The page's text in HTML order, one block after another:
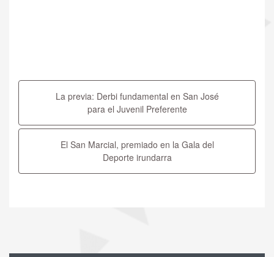
de
La previa: Derbi fundamental en San José
para el Juvenil Preferente
El San Marcial, premiado en la Gala del
Deporte irundarra